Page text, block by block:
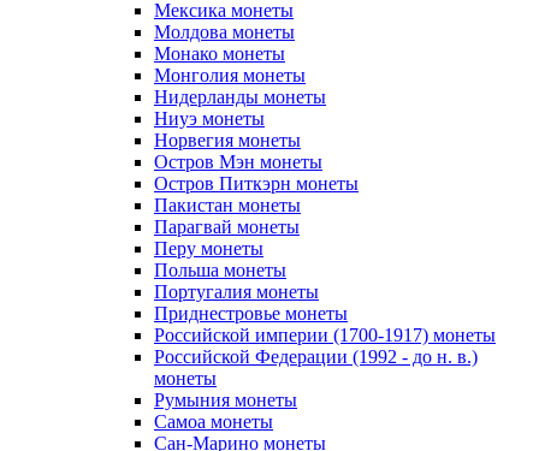
Мексика монеты
Молдова монеты
Монако монеты
Монголия монеты
Нидерланды монеты
Ниуэ монеты
Норвегия монеты
Остров Мэн монеты
Остров Питкэрн монеты
Пакистан монеты
Парагвай монеты
Перу монеты
Польша монеты
Португалия монеты
Приднестровье монеты
Российской империи (1700-1917) монеты
Российской Федерации (1992 - до н. в.)
монеты
Румыния монеты
Самоа монеты
Сан-Марино монеты